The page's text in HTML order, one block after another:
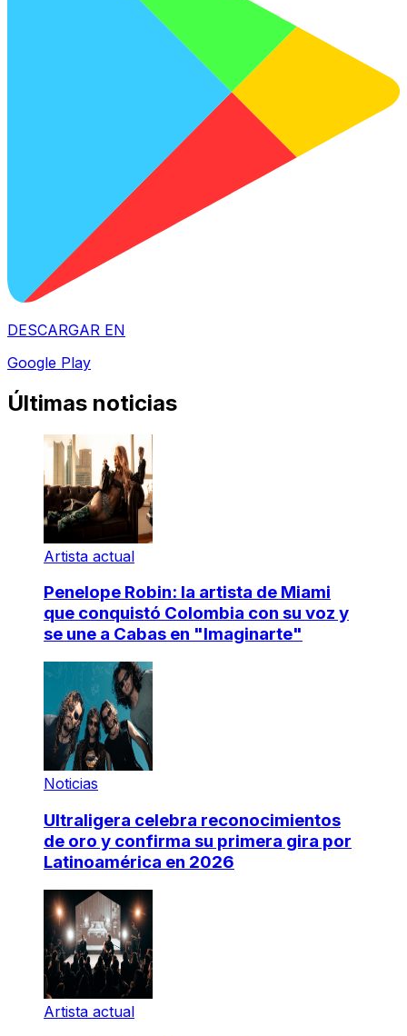
DESCARGAR EN
Google Play
Últimas noticias
Artista actual
Penelope Robin: la artista de Miami
que conquistó Colombia con su voz y
se une a Cabas en "Imaginarte"
Noticias
Ultraligera celebra reconocimientos
de oro y confirma su primera gira por
Latinoamérica en 2026
Artista actual